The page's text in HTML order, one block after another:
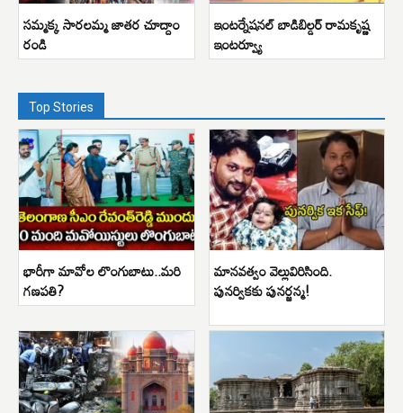
సమ్మక్క సారలమ్మ జాతర చూద్దాం
రండి
ఇంటర్నేషనల్ బాడిబిల్డర్ రామకృష్ణ
ఇంటర్వ్యూ
Top Stories
భారీగా మావోల లొంగుబాటు..మరి
గణపతి?
మానవత్వం వెల్లువిరిసింది.
పునర్వికకు పునర్జన్మ!